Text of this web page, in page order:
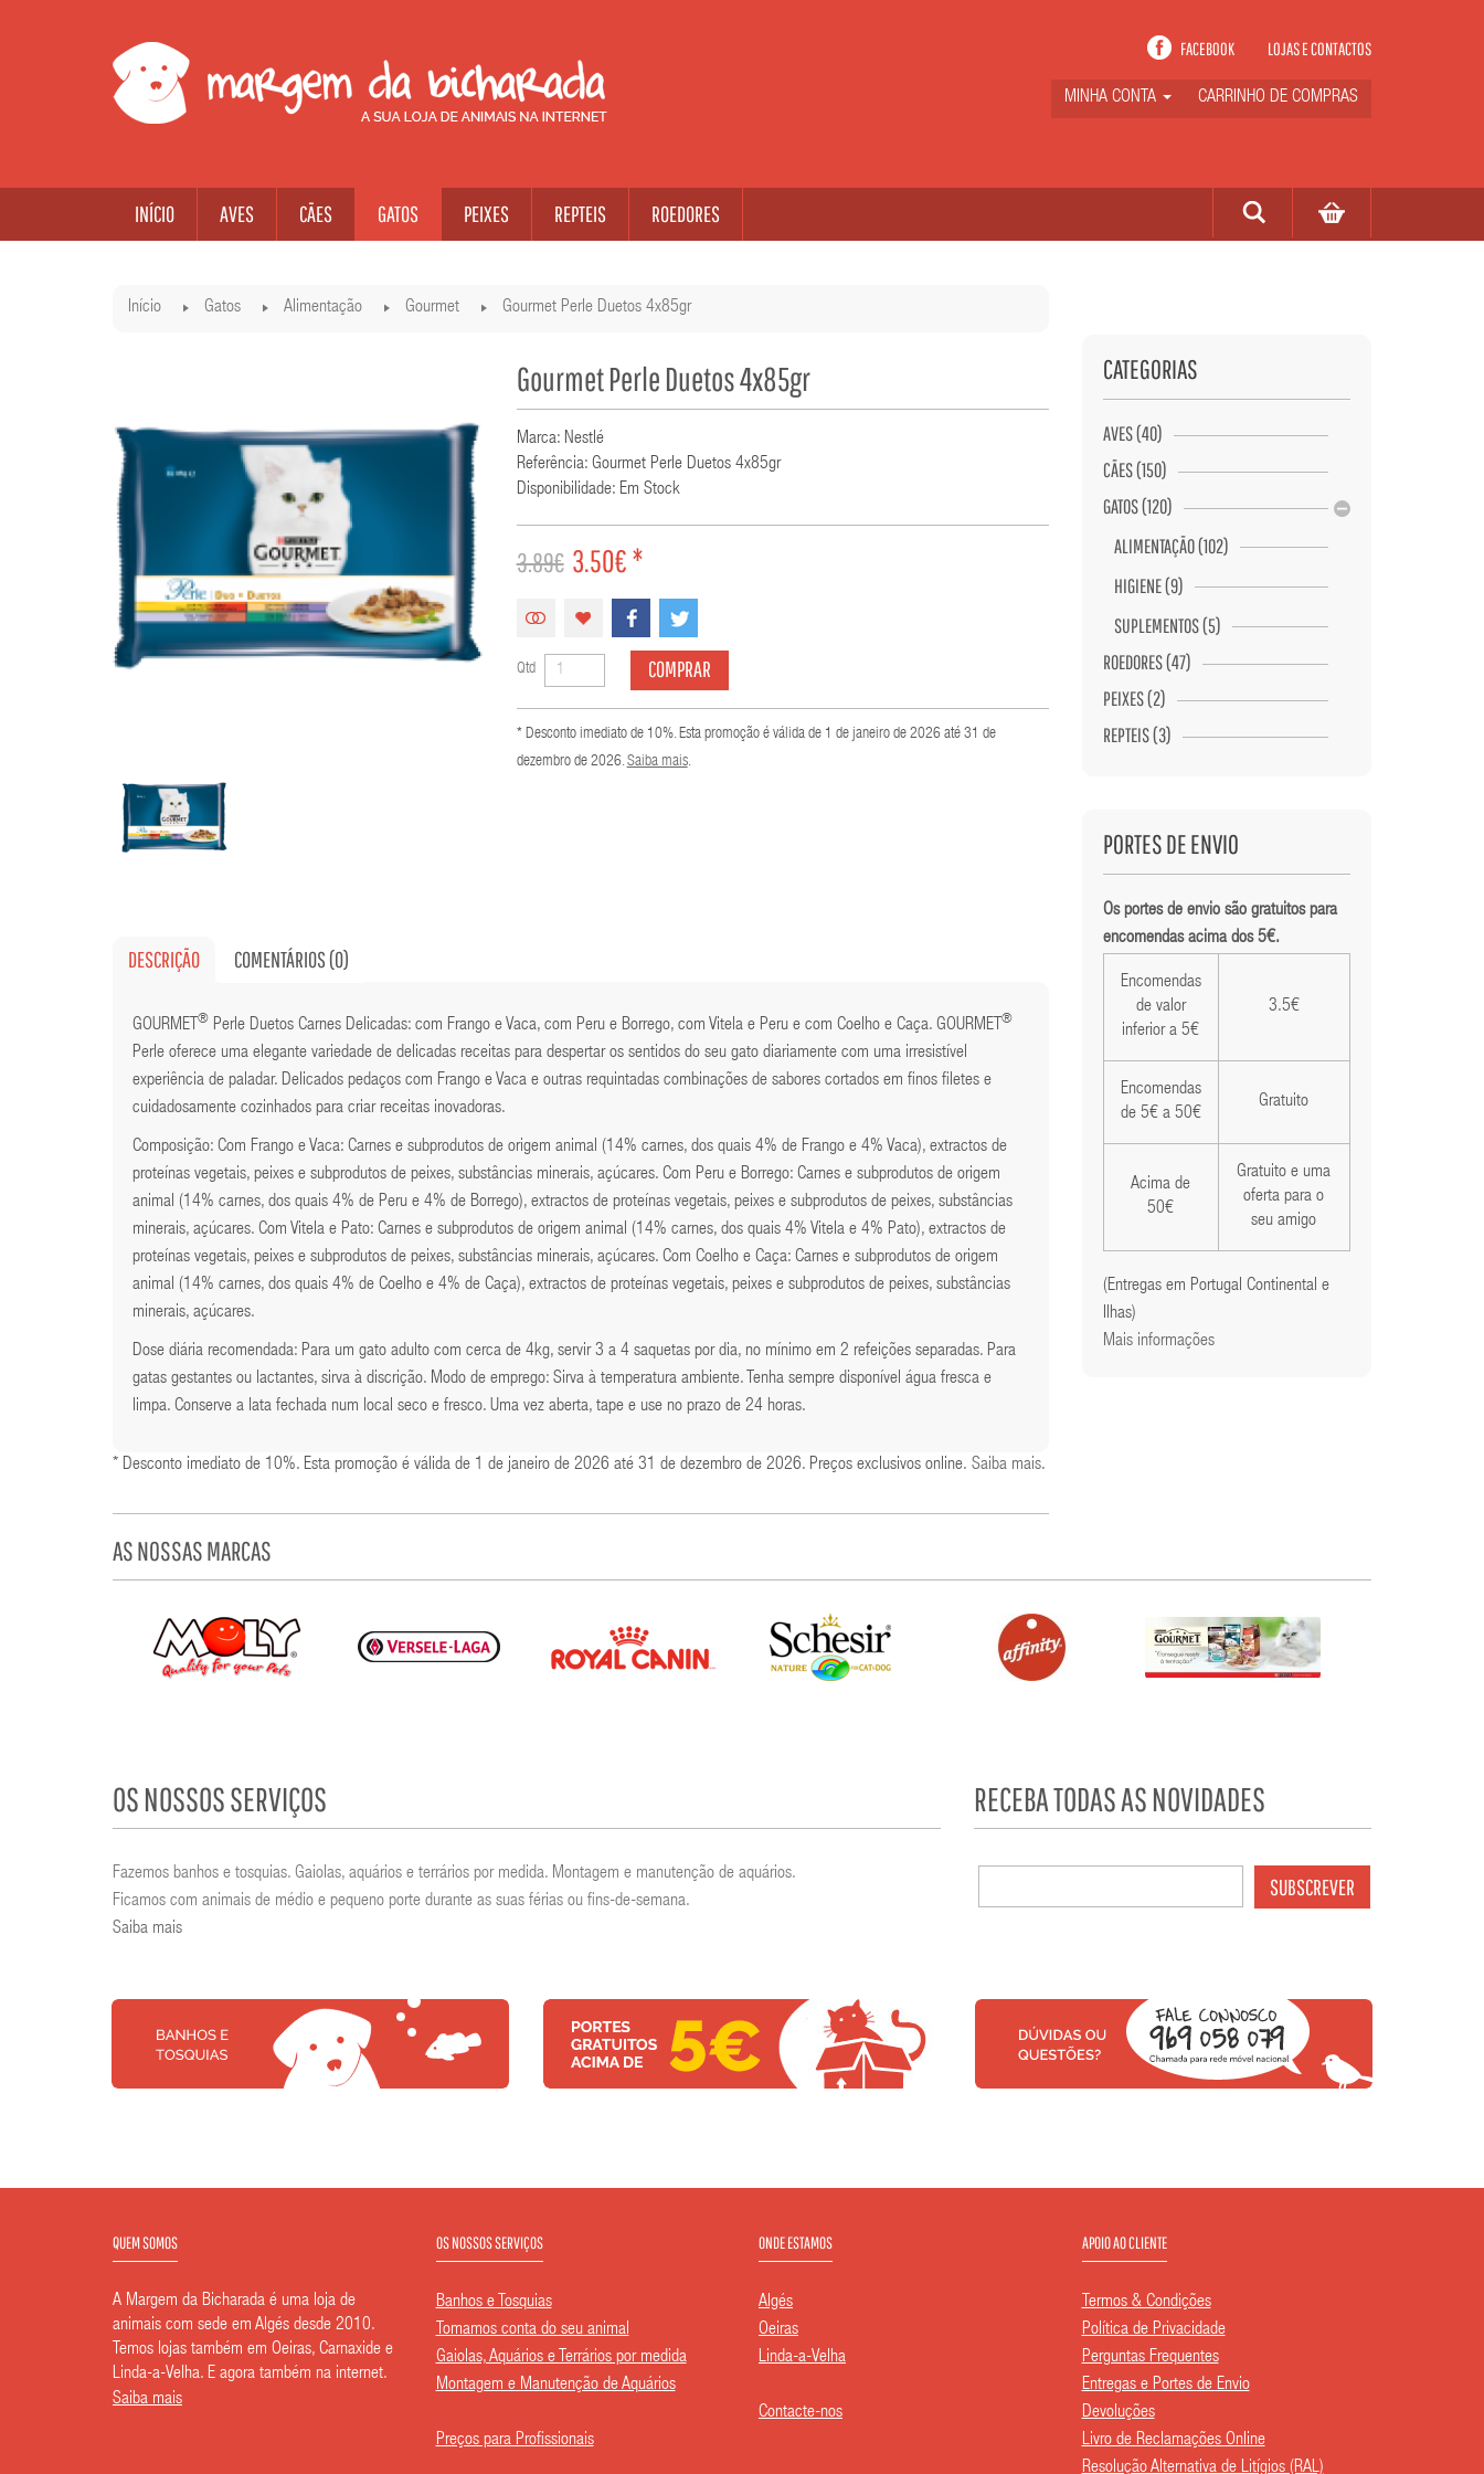
LOJAS E CONTACTOS
FACEBOOK
MINHA CONTA CARRINHO DE COMPRAS
INÍCIO AVES CÃES GATOS PEIXES REPTEIS ROEDORES
Início Gatos Alimentação Gourmet Gourmet Perle Duetos 4x85gr
Gourmet Perle Duetos 4x85gr
Marca: Nestlé
Referência: Gourmet Perle Duetos 4x85gr
Disponibilidade: Em Stock
3.89€ 3.50€ *
Qtd COMPRAR
* Desconto imediato de 10%. Esta promoção é válida de 1 de janeiro de 2026 até 31 de
dezembro de 2026.Saiba mais.
DESCRIÇÃO COMENTÁRIOS (0)
GOURMET ® Perle Duetos Carnes Delicadas: com Frango e Vaca, com Peru e Borrego, com Vitela e Peru e com Coelho e Caça. GOURMET ®
Perle oferece uma elegante variedade de delicadas receitas para despertar os sentidos do seu gato diariamente com uma irresistível
experiência de paladar. Delicados pedaços com Frango e Vaca e outras requintadas combinações de sabores cortados em finos filetes e
cuidadosamente cozinhados para criar receitas inovadoras.
Composição: Com Frango e Vaca: Carnes e subprodutos de origem animal (14% carnes, dos quais 4% de Frango e 4% Vaca), extractos de
proteínas vegetais, peixes e subprodutos de peixes, substâncias minerais, açúcares. Com Peru e Borrego: Carnes e subprodutos de origem
animal (14% carnes, dos quais 4% de Peru e 4% de Borrego), extractos de proteínas vegetais, peixes e subprodutos de peixes, substâncias
minerais, açúcares. Com Vitela e Pato: Carnes e subprodutos de origem animal (14% carnes, dos quais 4% Vitela e 4% Pato), extractos de
proteínas vegetais, peixes e subprodutos de peixes, substâncias minerais, açúcares. Com Coelho e Caça: Carnes e subprodutos de origem
animal (14% carnes, dos quais 4% de Coelho e 4% de Caça), extractos de proteínas vegetais, peixes e subprodutos de peixes, substâncias
minerais, açúcares.
Dose diária recomendada: Para um gato adulto com cerca de 4kg, servir 3 a 4 saquetas por dia, no mínimo em 2 refeições separadas. Para
gatas gestantes ou lactantes, sirva à discrição. Modo de emprego: Sirva à temperatura ambiente. Tenha sempre disponível água fresca e
limpa. Conserve a lata fechada num local seco e fresco. Uma vez aberta, tape e use no prazo de 24 horas.
* Desconto imediato de 10%. Esta promoção é válida de 1 de janeiro de 2026 até 31 de dezembro de 2026. Preços exclusivos online. Saiba mais.
CATEGORIAS
AVES (40)
CÃES (150)
GATOS (120)
ALIMENTAÇÃO (102)
HIGIENE (9)
SUPLEMENTOS (5)
ROEDORES (47)
PEIXES (2)
REPTEIS (3)
PORTES DE ENVIO
Os portes de envio são gratuitos para
encomendas acima dos 5€.
Encomendas
de valor
inferior a 5€
3.5€
Encomendas
de 5€ a 50€
Gratuito
Acima de
50€
Gratuito e uma
oferta para o
seu amigo
(Entregas em Portugal Continental e
Ilhas)
Mais informações
AS NOSSAS MARCAS
OS NOSSOS SERVIÇOS
Fazemos banhos e tosquias. Gaiolas, aquários e terrários por medida. Montagem e manutenção de aquários.
Ficamos com animais de médio e pequeno porte durante as suas férias ou fins-de-semana.
Saiba mais
RECEBA TODAS AS NOVIDADES
SUBSCREVER
QUEM SOMOS
A Margem da Bicharada é uma loja de
animais com sede em Algés desde 2010.
Temos lojas também em Oeiras, Carnaxide e
Linda-a-Velha. E agora também na internet.
Saiba mais
OS NOSSOS SERVIÇOS
Banhos e Tosquias
Tomamos conta do seu animal
Gaiolas, Aquários e Terrários por medida
Montagem e Manutenção de Aquários
Preços para Profissionais
ONDE ESTAMOS
Algés
Oeiras
Linda-a-Velha
Contacte-nos
APOIO AO CLIENTE
Termos & Condições
Política de Privacidade
Perguntas Frequentes
Entregas e Portes de Envio
Devoluções
Livro de Reclamações Online
Resolução Alternativa de Litígios (RAL)